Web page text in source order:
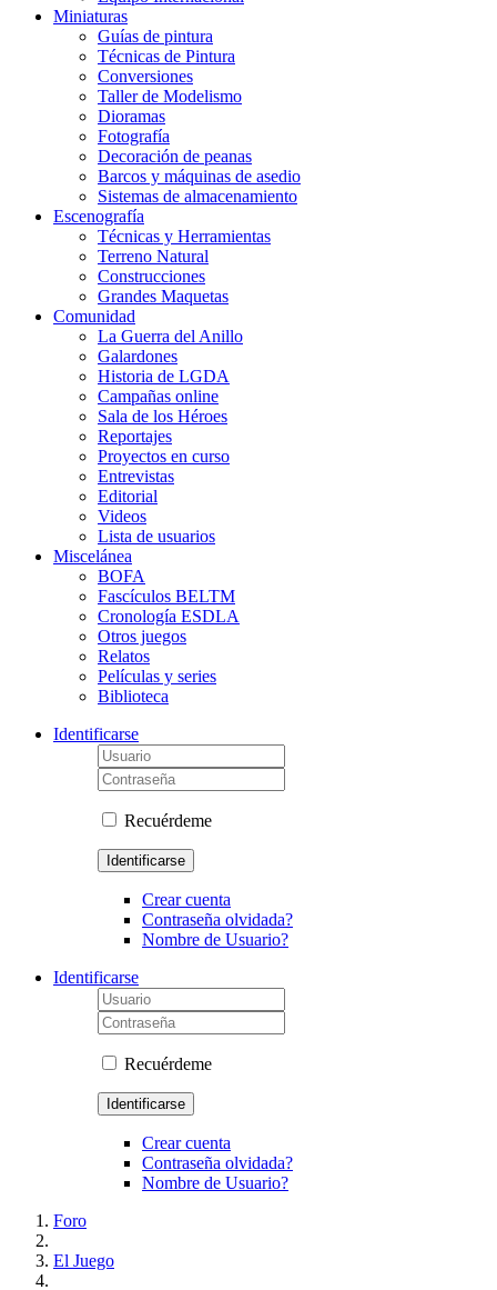
Miniaturas
Guías de pintura
Técnicas de Pintura
Conversiones
Taller de Modelismo
Dioramas
Fotografía
Decoración de peanas
Barcos y máquinas de asedio
Sistemas de almacenamiento
Escenografía
Técnicas y Herramientas
Terreno Natural
Construcciones
Grandes Maquetas
Comunidad
La Guerra del Anillo
Galardones
Historia de LGDA
Campañas online
Sala de los Héroes
Reportajes
Proyectos en curso
Entrevistas
Editorial
Videos
Lista de usuarios
Miscelánea
BOFA
Fascículos BELTM
Cronología ESDLA
Otros juegos
Relatos
Películas y series
Biblioteca
Identificarse
Recuérdeme
Identificarse
Crear cuenta
Contraseña olvidada?
Nombre de Usuario?
Identificarse
Recuérdeme
Identificarse
Crear cuenta
Contraseña olvidada?
Nombre de Usuario?
Foro
El Juego